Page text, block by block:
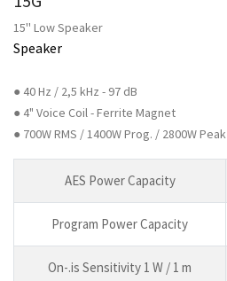
15'' Low Speaker
Speaker
● 40 Hz / 2,5 kHz - 97 dB
● 4" Voice Coil - Ferrite Magnet
● 700W RMS / 1400W Prog. / 2800W Peak
AES Power Capacity
Program Power Capacity
On-.is Sensitivity 1 W / 1 m